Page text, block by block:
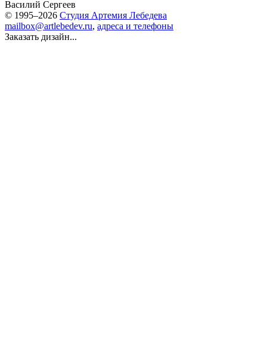
Василий Сергеев
© 1995–2026 Студия Артемия Лебедева
mailbox@artlebedev.ru, адреса и телефоны
Заказать дизайн...